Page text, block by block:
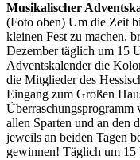
Musikalischer
(Foto oben) Um die Zeit
kleinen Fest zu machen,
Dezember täglich um 15
Adventskalender die
die Mitglieder des
Eingang zum Großen
Überraschungsprogramm
allen Sparten und an den
jeweils an beiden Tagen
gewinnen! Täglich um 15